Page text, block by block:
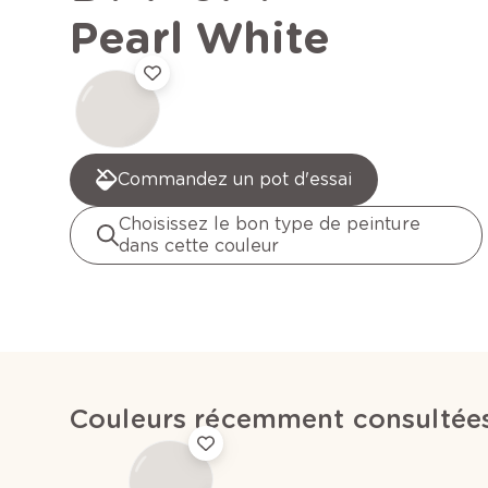
Pearl White
Commandez un pot d'essai
Choisissez le bon type de peinture
dans cette couleur
Couleurs récemment